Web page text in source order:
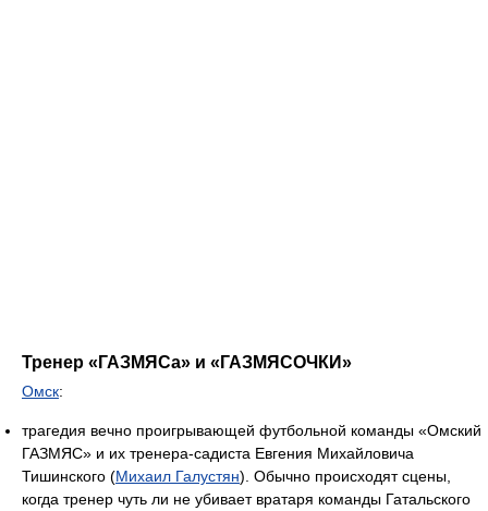
Тренер «ГАЗМЯСа» и «ГАЗМЯСОЧКИ»
Омск:
трагедия вечно проигрывающей футбольной команды «Омский
ГАЗМЯС» и их тренера-садиста Евгения Михайловича
Тишинского (Михаил Галустян). Обычно происходят сцены,
когда тренер чуть ли не убивает вратаря команды Гатальского